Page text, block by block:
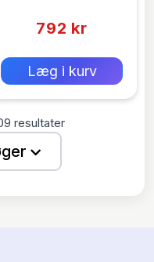
792 kr
Læg i kurv
resultater